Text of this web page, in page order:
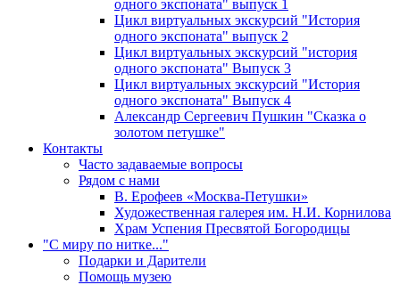
одного экспоната" выпуск 1
Цикл виртуальных экскурсий "История
одного экспоната" выпуск 2
Цикл виртуальных экскурсий "история
одного экспоната" Выпуск 3
Цикл виртуальных экскурсий "История
одного экспоната" Выпуск 4
Александр Сергеевич Пушкин "Сказка о
золотом петушке"
Контакты
Часто задаваемые вопросы
Рядом с нами
В. Ерофеев «Москва-Петушки»
Художественная галерея им. Н.И. Корнилова
Храм Успения Пресвятой Богородицы
"С миру по нитке..."
Подарки и Дарители
Помощь музею